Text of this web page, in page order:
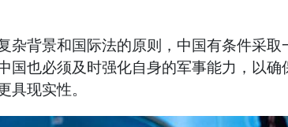
背景和国际法的原则，中国有条件采
国也必须及时强化自身的军事能力，以
现实性。